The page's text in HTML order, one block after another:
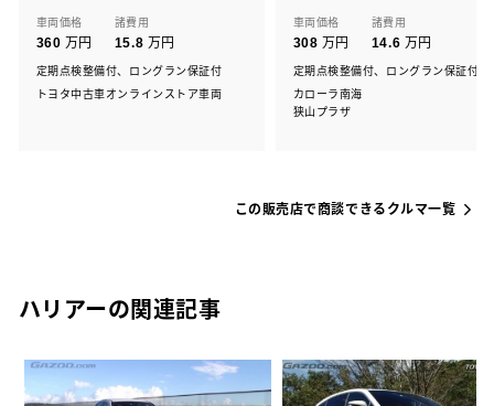
車両価格
360 万円
諸費用
15.8 万円
定期点検整備付、ロングラン保証付
トヨタ中古車オンラインストア車両
車両価格
308 万円
諸費用
14.6 万円
定期点検整備付、ロングラン保証付
カローラ南海
狭山プラザ
この販売店で商談できるクルマ一覧
ハリアーの関連記事